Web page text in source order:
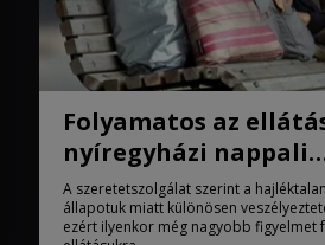
Folyamatos az
nyíregyházi nappali
melegedőben
A szeretetszolgálat szerint a
állapotuk miatt különösen
ezért ilyenkor még nagyobb figyelmet